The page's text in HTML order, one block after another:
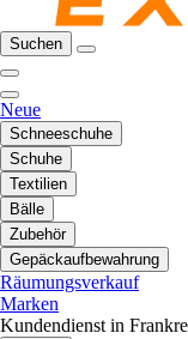
Suchen
Neue
Schneeschuhe
Schuhe
Textilien
Bälle
Zubehör
Gepäckaufbewahrung
Räumungsverkauf
Marken
Kundendienst in